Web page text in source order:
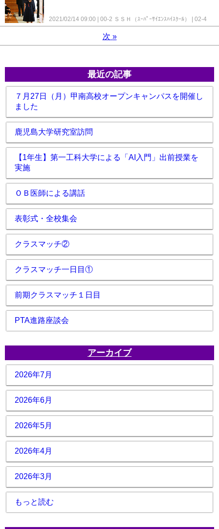
2021/02/14 09:00 00-2 ＳＳＨ（ｽｰﾊﾟｰｻｲｴﾝｽﾊｲｽｸｰﾙ）
02-4
W-KＩプロジェクト
03-4 公開授業・教科研究会
次 »
最近の記事
７月27日（月）甲南高校オープンキャンパスを開催し
ました
鹿児島大学研究室訪問
【1年生】第一工科大学による「AI入門」出前授業を
実施
ＯＢ医師による講話
表彰式・全校集会
クラスマッチ②
クラスマッチ一日目①
前期クラスマッチ１日目
PTA進路座談会
アーカイブ
2026年7月
2026年6月
2026年5月
2026年4月
2026年3月
もっと読む